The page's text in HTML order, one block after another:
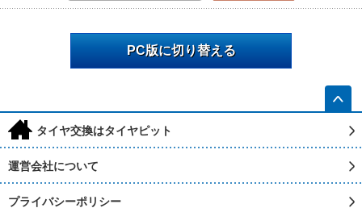
PC版に切り替える
h タイヤ交換はタイヤピット
運営会社について
プライバシーポリシー